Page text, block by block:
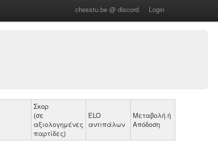
chesstu.be @ discord Login
Σκορ
(σε
αξιολογημένες
παρτίδες)
ELO
αντιπάλων
Μεταβολή ή
Απόδοση